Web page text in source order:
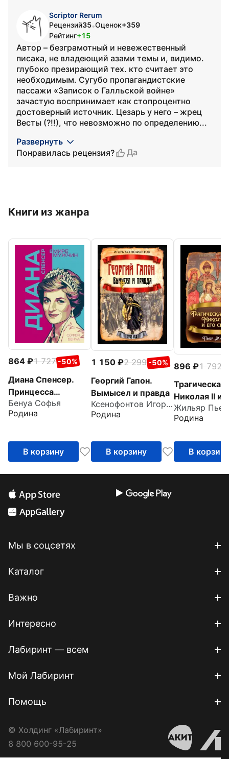
Scriptor Rerum
Рецензий35•Оценок+359
Рейтинг+15
Автор – безграмотный и невежественный
писака, не владеющий азами темы и, видимо.
глубоко презирающий тех. кто считает это
необходимым. Сугубо пропагандистские
пассажи «Записок о Галльской войне»
зачастую воспринимает как стопроцентно
достоверный источник. Цезарь у него – жрец
Весты (?!!), что невозможно по определению...
Развернуть
Понравилась рецензия?
Да
Книги из жанра
864 1 727 -50%
Диана Спенсер.
Принцесса
людских сердец
Бенуа Софья
Родина
В корзину
1 150 2 299 -50%
Георгий Гапон.
Вымысел и правда
Ксенофонтов Игорь Николаевич
Родина
В корзину
896 1 792
Трагическая
Николая II и
семьи
Жильяр Пьер
Родина
В корзину
Мы в соцсетях
Каталог
Важно
Интересно
Лабиринт — всем
Мой Лабиринт
Помощь
© Холдинг «Лабиринт»
8 800 600-95-25